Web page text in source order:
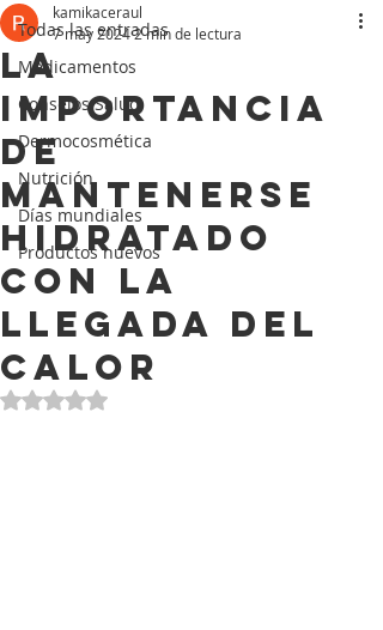
Todas las entradas
Medicamentos
Consejos Salud
Dermocosmética
Nutrición
Días mundiales
Productos nuevos
La
importancia
de
mantenerse
hidratado
con la
llegada del
calor
kamikaceraul
7 may 20242 min de lectura
Obtuvo NaN de 5 estrellas.